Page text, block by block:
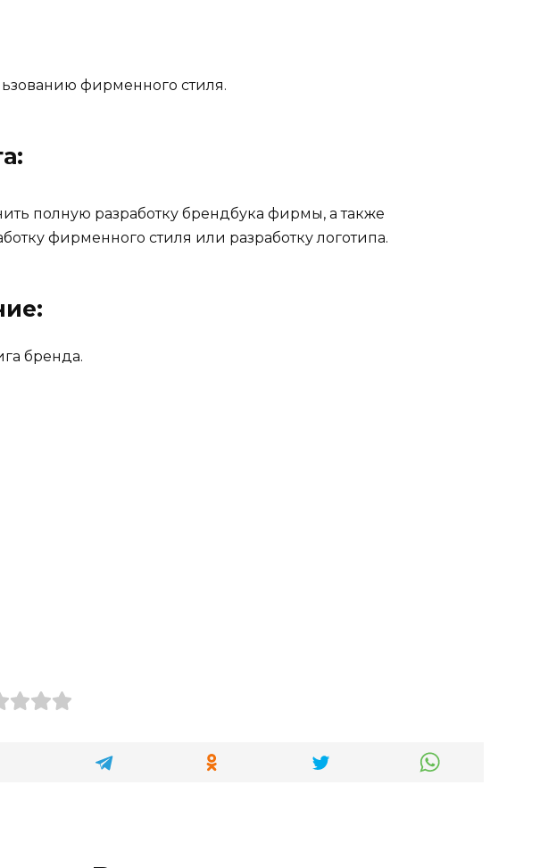
фирменного стиля.
полную разработку брендбука фирмы, а также
фирменного стиля или разработку логотипа.
бренда.